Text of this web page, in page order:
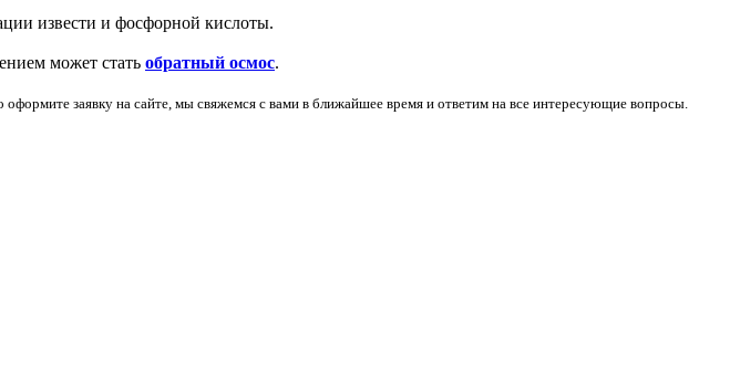
извести и фосфорной кислоты.
может стать обратный осмос.
заявку на сайте, мы свяжемся с вами в ближайшее время и ответим на все интересующие вопросы.